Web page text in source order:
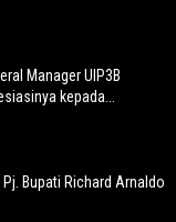
Manager UIP3B
kepada...
Bupati Richard Arnaldo